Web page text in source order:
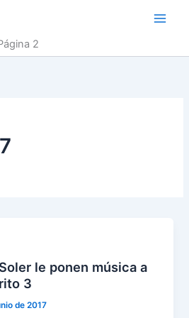
2
le ponen música a
3
de 2017